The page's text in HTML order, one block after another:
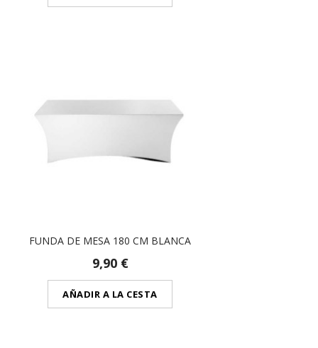
FUNDA DE MESA 180 CM BLANCA
9,90 €
AÑADIR A LA CESTA